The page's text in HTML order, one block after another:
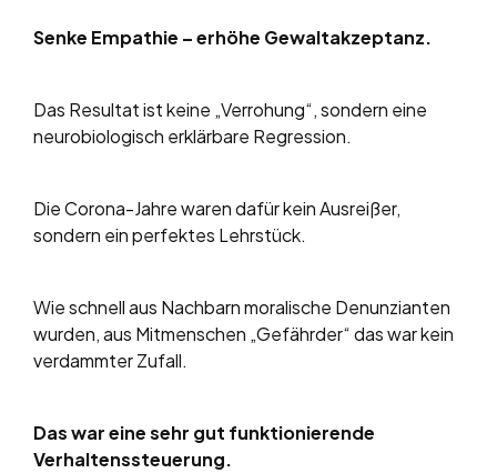
Senke Empathie – erhöhe Gewaltakzeptanz.
Das Resultat ist keine „Verrohung“, sondern eine
neurobiologisch erklärbare Regression.
Die Corona-Jahre waren dafür kein Ausreißer,
sondern ein perfektes Lehrstück.
Wie schnell aus Nachbarn moralische Denunzianten
wurden, aus Mitmenschen „Gefährder“ das war kein
verdammter Zufall.
Das war eine sehr gut funktionierende
Verhaltenssteuerung.